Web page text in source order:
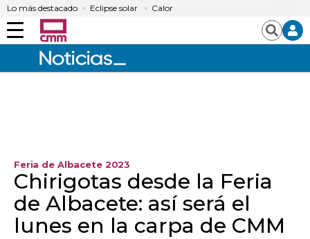
Lo más destacado Eclipse solar Calor
Menú Buscar
Feria de Albacete 2023
Chirigotas desde la Feria
de Albacete: así será el
lunes en la carpa de CMM